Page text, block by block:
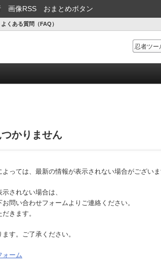
画像RSS おまとめボタン
よくある質問（FAQ）
かりません
っては、最新の情報が表示されない場合がございま
されない場合は、
問い合わせフォームよりご連絡ください。
きます。
す。ご了承ください。
ーム